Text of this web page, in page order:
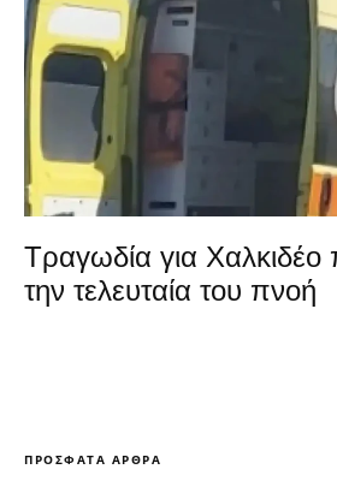
Τραγωδία για
την τελευταία του πνοή
ΠΡΌΣΦΑΤΑ ΆΡΘΡΑ